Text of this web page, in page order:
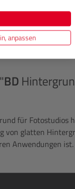
BD
für Fotostudios
von glatten
Anwendungen ist.
anpassen